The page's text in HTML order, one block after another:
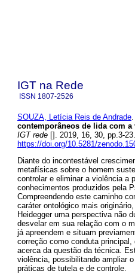
IGT na Rede
ISSN 1807-2526
SOUZA, Letícia Reis de Andrade
contemporâneos de lida com
IGT rede []. 2019, 16, 30, pp.3-
https://doi.org/10.5281/
Diante do incontestável
metafísicas sobre o homem
controlar e eliminar a violência a
conhecimentos produzidos pela
Compreendendo este caminho
caráter ontológico mais
Heidegger uma perspectiva não
desvelar em sua relação com o
já apreendem e situam
correção como conduta
acerca da questão da técnica.
violência, possibilitando ampliar
práticas de tutela e de controle.